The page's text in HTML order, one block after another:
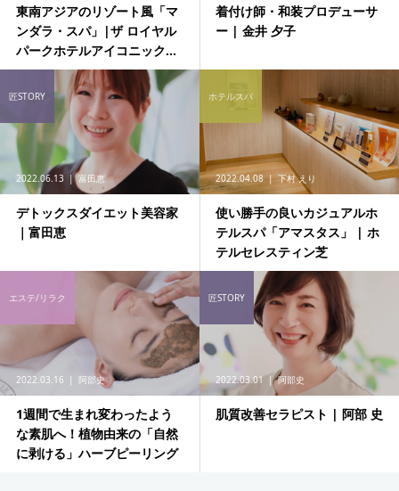
東南アジアのリゾート風「マ
ンダラ・スパ」|ザ ロイヤル
パークホテルアイコニック...
着付け師・和装プロデューサ
ー | 金井 夕子
2022.06.13 富田恵
デトックスダイエット美容家
｜富田恵
匠STORY
2022.04.08 下村 えり
使い勝手の良いカジュアルホ
テルスパ「アマスタス」 | ホ
テルセレスティン芝
ホテルスパ
2022.03.16 阿部史
1週間で生まれ変わったよう
な素肌へ！植物由来の「自然
に剥ける」ハーブピーリング
エステ/リラク
2022.03.01 阿部史
肌質改善セラピスト | 阿部 史
匠STORY